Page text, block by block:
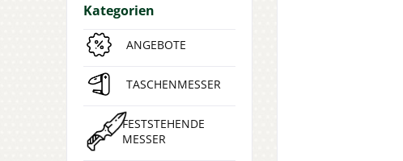
Kategorien
ANGEBOTE
TASCHENMESSER
FESTSTEHENDE
MESSER